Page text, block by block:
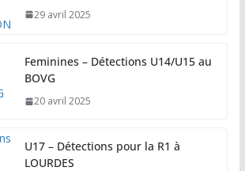
29 avril 2025
Feminines – Détections U14/U15 au
BOVG
20 avril 2025
U17 – Détections pour la R1 à
LOURDES